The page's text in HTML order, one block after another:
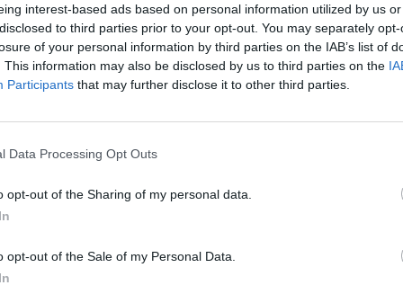
interest-based ads based on personal information utilized by us
to third parties prior to your opt-out. You may separately
of your personal information by third parties on the IAB’s list of
This information may also be disclosed by us to third parties on the
Participants that may further disclose it to other third parties.
Data Processing Opt Outs
opt-out of the Sharing of my personal data.
opt-out of the Sale of my Personal Data.
Τουρκία", τόνισε επικρίνοντας τους
την σουηδική υποψηφιότητα και
μια "σοβαρή" κατάσταση.